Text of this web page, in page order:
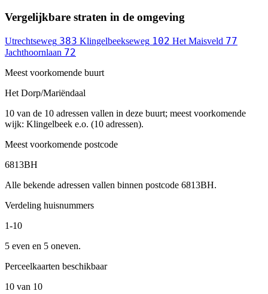
Vergelijkbare straten in de omgeving
Utrechtseweg 383 Klingelbeekseweg 102 Het Maisveld 77
Jachthoornlaan 72
Meest voorkomende buurt
Het Dorp/Mariëndaal
10 van de 10 adressen vallen in deze buurt; meest voorkomende
wijk: Klingelbeek e.o. (10 adressen).
Meest voorkomende postcode
6813BH
Alle bekende adressen vallen binnen postcode 6813BH.
Verdeling huisnummers
1-10
5 even en 5 oneven.
Perceelkaarten beschikbaar
10 van 10